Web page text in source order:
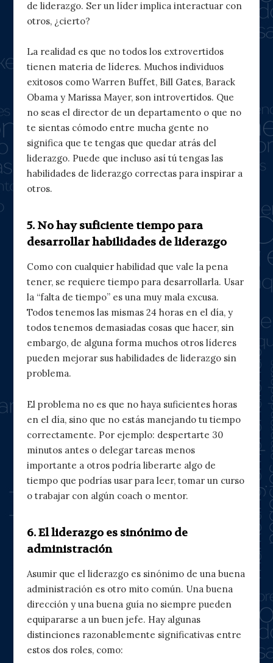
de liderazgo. Ser un líder implica interactuar con
otros, ¿cierto?
La realidad es que no todos los extrovertidos
tienen materia de líderes. Muchos individuos
exitosos como Warren Buffet, Bill Gates, Barack
Obama y Marissa Mayer, son introvertidos. Que
no seas el director de un departamento o que no
te sientas cómodo entre mucha gente no
significa que te tengas que quedar atrás del
liderazgo. Puede que incluso así tú tengas las
habilidades de liderazgo correctas para inspirar a
otros.
5. No hay suficiente tiempo para
desarrollar habilidades de liderazgo
Como con cualquier habilidad que vale la pena
tener, se requiere tiempo para desarrollarla. Usar
la “falta de tiempo” es una muy mala excusa.
Todos tenemos las mismas 24 horas en el día, y
todos tenemos demasiadas cosas que hacer, sin
embargo, de alguna forma muchos otros líderes
pueden mejorar sus habilidades de liderazgo sin
problema.
El problema no es que no haya suficientes horas
en el día, sino que no estás manejando tu tiempo
correctamente. Por ejemplo: despertarte 30
minutos antes o delegar tareas menos
importante a otros podría liberarte algo de
tiempo que podrías usar para leer, tomar un curso
o trabajar con algún coach o mentor.
6. El liderazgo es sinónimo de
administración
Asumir que el liderazgo es sinónimo de una buena
administración es otro mito común. Una buena
dirección y una buena guía no siempre pueden
equipararse a un buen jefe. Hay algunas
distinciones razonablemente significativas entre
estos dos roles, como: